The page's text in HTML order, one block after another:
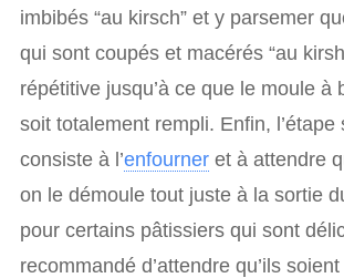
imbibés “au kirsch” et y parsemer
qui sont coupés et macérés “au
répétitive jusqu’à ce que le moule à
soit totalement rempli. Enfin, l’étape
consiste à l’enfourner et à attendre
on le démoule tout juste à la sortie
pour certains pâtissiers qui sont
recommandé d’attendre qu’ils